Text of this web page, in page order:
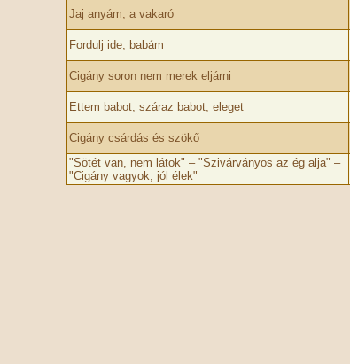
Jaj anyám, a vakaró
Fordulj ide, babám
Cigány soron nem merek eljárni
Ettem babot, száraz babot, eleget
Cigány csárdás és szökő
"Sötét van, nem látok" – "Szivárványos az ég alja" –
"Cigány vagyok, jól élek"